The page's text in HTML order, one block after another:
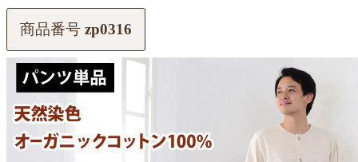
商品番号 zp0316